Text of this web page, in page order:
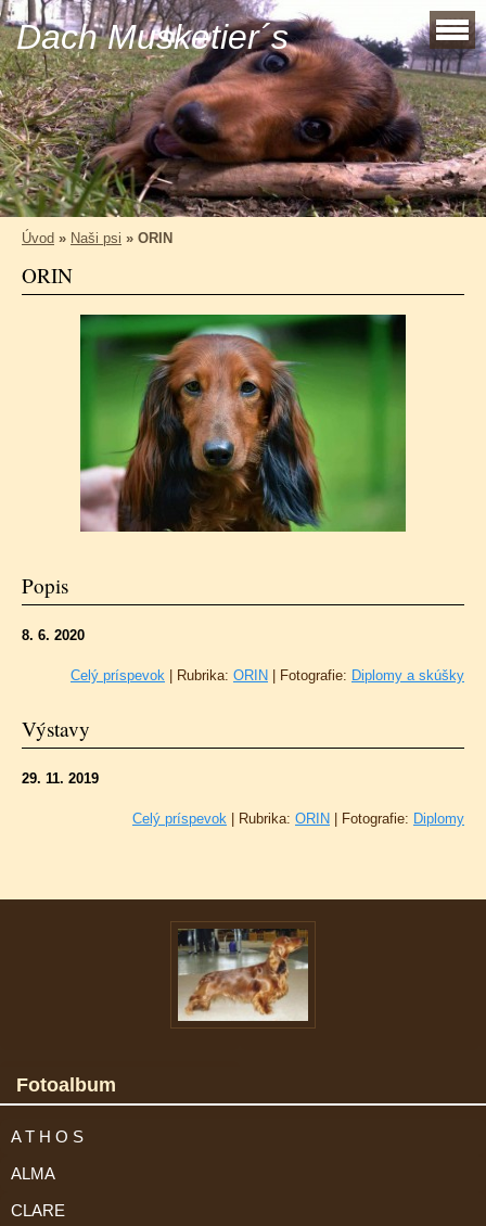
Dach Musketier´s
Úvod » Naši psi » ORIN
ORIN
Popis
8. 6. 2020
Celý príspevok Rubrika: ORIN Fotografie: Diplomy a skúšky
Výstavy
29. 11. 2019
Celý príspevok Rubrika: ORIN Fotografie: Diplomy
Fotoalbum
A T H O S
ALMA
CLARE